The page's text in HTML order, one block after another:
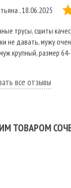
, 18.06.2025
трусы, сшиты
не давать, мужу
крупный, размер
все отзывы
ТОВАРОМ